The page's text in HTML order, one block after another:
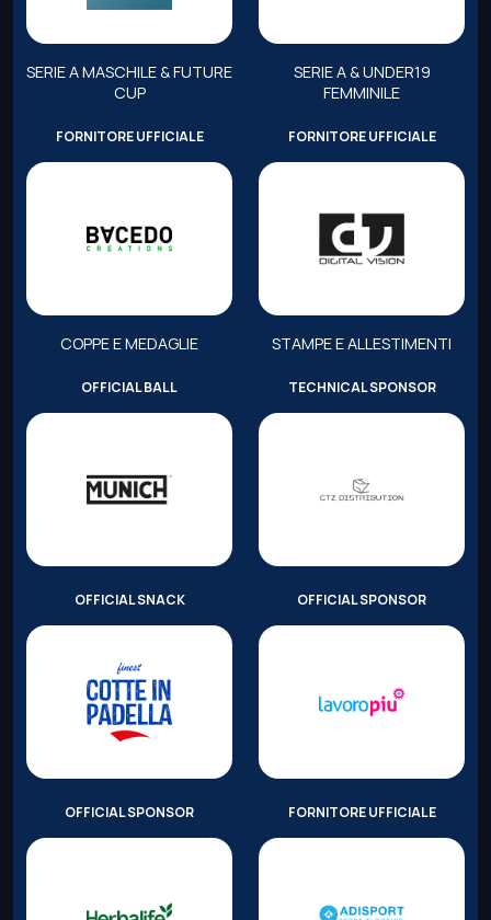
SERIE A MASCHILE & FUTURE
CUP
SERIE A & UNDER19
FEMMINILE
FORNITORE UFFICIALE
COPPE E MEDAGLIE
FORNITORE UFFICIALE
STAMPE E ALLESTIMENTI
OFFICIAL BALL TECHNICAL SPONSOR
OFFICIAL SNACK OFFICIAL SPONSOR
OFFICIAL SPONSOR FORNITORE UFFICIALE